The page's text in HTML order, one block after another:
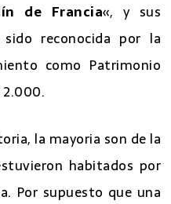
de Francia«, y sus
reconocida por la
como Patrimonio
la mayoria son de la
habitados por
Por supuesto que una